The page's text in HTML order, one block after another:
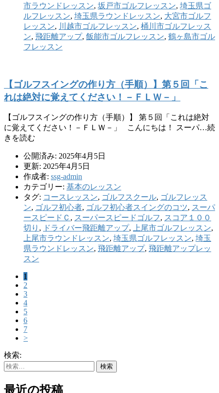
市ラウンドレッスン, 坂戸市ゴルフレッスン, 埼玉県ゴ
ルフレッスン, 埼玉県ラウンドレッスン, 大宮市ゴルフ
レッスン, 川越市ゴルフレッスン, 桶川市ゴルフレッス
ン, 飛距離アップ, 飯能市ゴルフレッスン, 鶴ヶ島市ゴル
フレッスン
【ゴルフスイングの作り方（手順）】第５回「こ
れは絶対に覚えてください！－ＦＬＷ－」
【ゴルフスイングの作り方（手順）】 第５回「これは絶対
に覚えてください！－ＦＬＷ－」 こんにちは！ スーパ…続
きを読む
公開済み: 2025年4月5日
更新: 2025年4月5日
作成者: ssg-admin
カテゴリー: 基本のレッスン
タグ: コースレッスン, ゴルフスクール, ゴルフレッス
ン, ゴルフ初心者, ゴルフ初心者スイングのコツ, スーパ
ースピードＣ , スーパースピードゴルフ, スコア１００
切り , ドライバー飛距離アップ, 上尾市ゴルフレッスン,
上尾市ラウンドレッスン, 埼玉県ゴルフレッスン, 埼玉
県ラウンドレッスン, 飛距離アップ, 飛距離アップレッ
スン
1
2
3
4
5
6
7
>
検索:
最近の投稿